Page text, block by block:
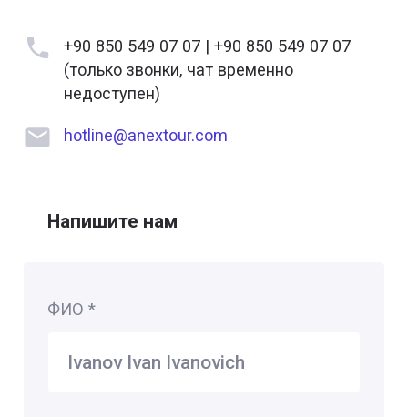
+90 850 549 07 07 | +90 850 549 07 07
(только звонки, чат временно
недоступен)
hotline@anextour.com
Напишите нам
ФИО *